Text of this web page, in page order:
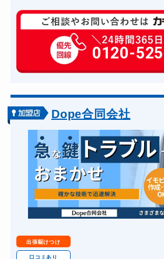
玄関カギ修理
玄関カギ作成
玄関カギ交換
バイクカギ開け
バイクカギ作成
スーツケースカギ開け
金庫カギ開け
金庫カギ交換
ロッカーカギ開け
ドアノブカギ作成
0120-
Dope合同会社
出張駆けつけ
口コミあり